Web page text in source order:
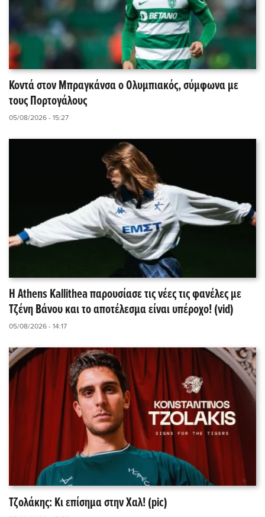
Κοντά στον Μπραγκάνσα ο Ολυμπιακός, σύμφωνα με
τους Πορτογάλους
05/08/2026 - 15:27
Η Athens Kallithea παρουσίασε τις νέες τις φανέλες με
Τζένη Βάνου και το αποτέλεσμα είναι υπέροχο! (vid)
05/08/2026 - 14:17
Τζολάκης: Κι επίσημα στην Χαλ! (pic)